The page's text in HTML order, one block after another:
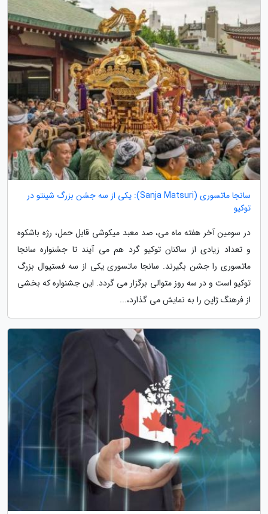
سانجا ماتسوری (Sanja Matsuri): یکی از سه جشن بزرگ شینتو در
توکیو
در سومین آخر هفته ماه می، صد معبد میکوشی قابل حمل، رژه باشکوه
و تعداد زیادی از ساکنان توکیو گرد هم می آیند تا جشنواره سانجا
ماتسوری را جشن بگیرند. سانجا ماتسوری یکی از سه فستیوال بزرگ
توکیو است و در سه روز متوالی برگزار می گردد. این جشنواره که بخشی
از فرهنگ ژاپن را به نمایش می گذارد،...